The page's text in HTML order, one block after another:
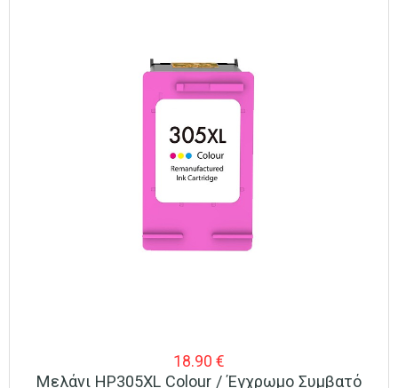
18.90 €
Μελάνι HP305XL Colour / Έγχρωμο Συμβατό